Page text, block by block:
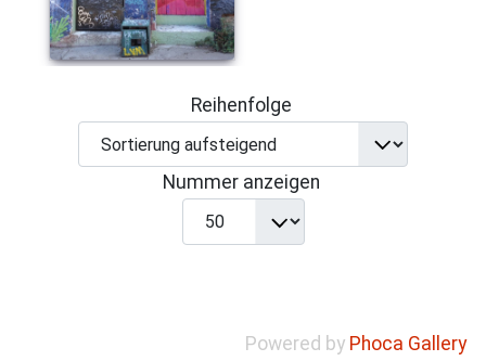
Reihenfolge
Nummer anzeigen
Powered by Phoca Gallery